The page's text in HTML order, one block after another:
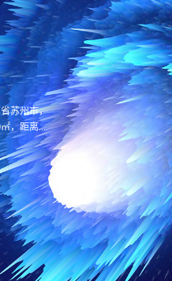
苏州市，
，距离...